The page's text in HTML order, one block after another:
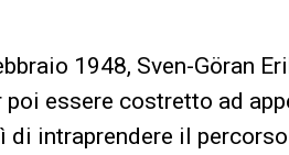
1948, Sven-Göran
essere costretto ad
di intraprendere il